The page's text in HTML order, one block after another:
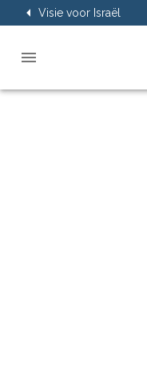
Visie voor Israël